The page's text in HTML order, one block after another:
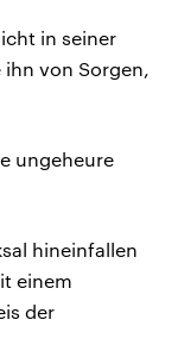
in seiner
ihn von Sorgen,
ungeheure
hineinfallen
einem
der